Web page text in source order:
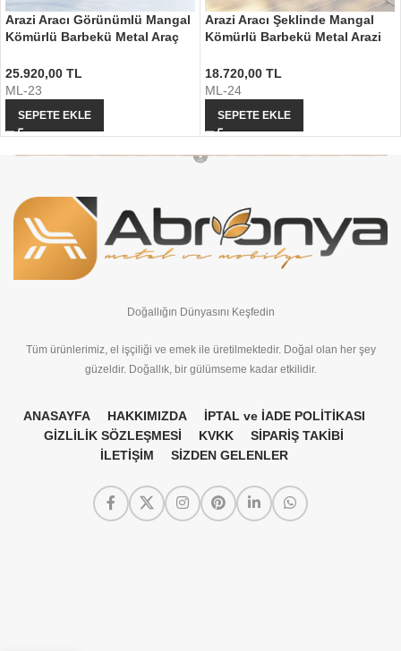
Arazi Aracı Görünümlü Mangal
Kömürlü Barbekü Metal Araç
25.920,00 TL
ML-23
SEPETE EKLE
Arazi Aracı Şeklinde Mangal
Kömürlü Barbekü Metal Arazi
18.720,00 TL
ML-24
SEPETE EKLE
Doğallığın Dünyasını Keşfedin
Tüm ürünlerimiz, el işçiliği ve emek ile üretilmektedir. Doğal olan her şey
güzeldir. Doğallık, bir gülümseme kadar etkilidir.
ANASAYFA HAKKIMIZDA
İPTAL ve İADE POLİTİKASI
GİZLİLİK SÖZLEŞMESİ
KVKK
SİPARİŞ TAKİBİ
İLETİŞİM
SİZDEN GELENLER